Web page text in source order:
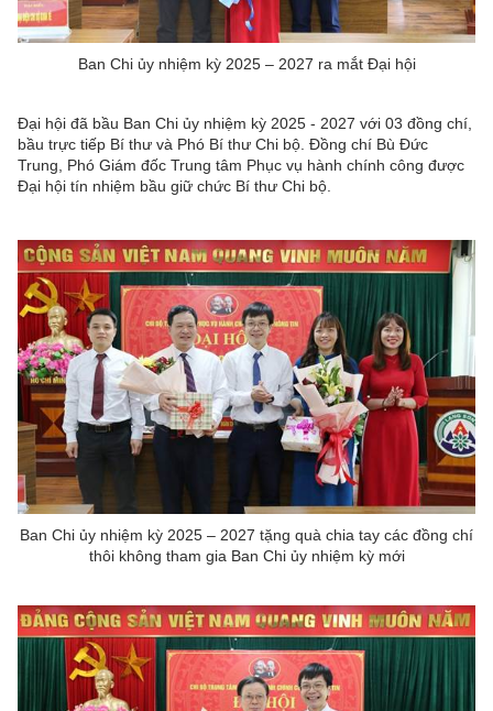
Ban Chi ủy nhiệm kỳ 2025 – 2027 ra mắt Đại hội
Đại hội đã bầu Ban Chi ủy nhiệm kỳ 2025 - 2027 với 03 đồng chí,
bầu trực tiếp Bí thư và Phó Bí thư Chi bộ. Đồng chí Bù Đức
Trung, Phó Giám đốc Trung tâm Phục vụ hành chính công được
Đại hội tín nhiệm bầu giữ chức Bí thư Chi bộ.
Ban Chi ủy nhiệm kỳ 2025 – 2027 tặng quà chia tay các đồng chí
thôi không tham gia Ban Chi ủy nhiệm kỳ mới